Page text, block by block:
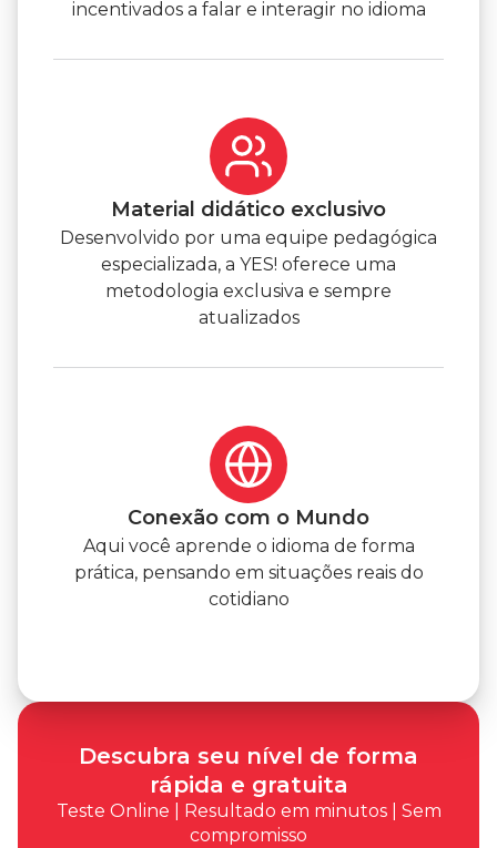
incentivados a falar e interagir no idioma
Material didático exclusivo
Desenvolvido por uma equipe pedagógica
especializada, a YES! oferece uma
metodologia exclusiva e sempre
atualizados
Conexão com o Mundo
Aqui você aprende o idioma de forma
prática, pensando em situações reais do
cotidiano
Descubra seu nível de forma
rápida e gratuita
Teste Online | Resultado em minutos | Sem
compromisso